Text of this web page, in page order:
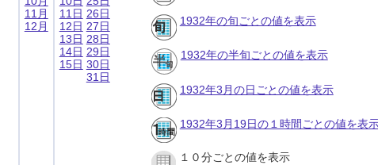
11月
12月
11日
12日
13日
14日
15日
26日
27日
28日
29日
30日
31日
1932年の旬ごとの値を表示
1932年の半旬ごとの値を表示
1932年3月の日ごとの値を表示
1932年3月19日の１時間ごとの値を表
１０分ごとの値を表示